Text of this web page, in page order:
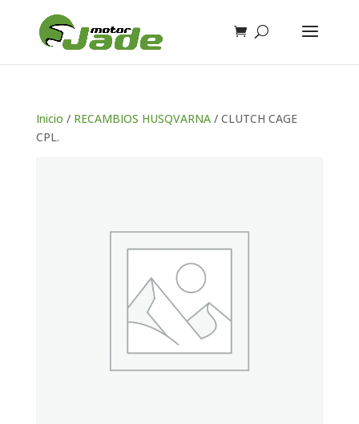
Inicio / RECAMBIOS HUSQVARNA/ CLUTCH CAGE
CPL.